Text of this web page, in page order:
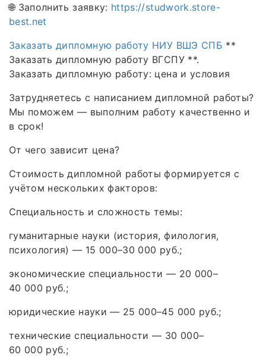
🌐 Заполнить заявку: https://studwork.store-
best.net
Заказать дипломную работу НИУ ВШЭ СПБ **
Заказать дипломную работу ВГСПУ **.
Заказать дипломную работу: цена и условия
Затрудняетесь с написанием дипломной работы?
Мы поможем — выполним работу качественно и
в срок!
От чего зависит цена?
Стоимость дипломной работы формируется с
учётом нескольких факторов:
Специальность и сложность темы:
гуманитарные науки (история, филология,
психология) — 15 000–30 000 руб.;
экономические специальности — 20 000–
40 000 руб.;
юридические науки — 25 000–45 000 руб.;
технические специальности — 30 000–
60 000 руб.;